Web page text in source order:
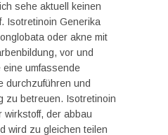
sehe aktuell keinen
Isotretinoin Generika
oder akne mit
vor und
umfassende
durchzuführen und
zu betreuen. Isotretinoin
wirkstoff, der abbau
wird zu gleichen teilen